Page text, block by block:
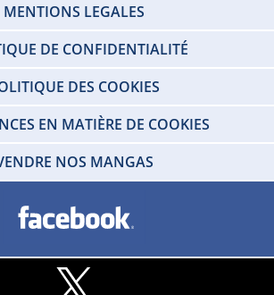
MENTIONS LEGALES
DE CONFIDENTIALITÉ
DES COOKIES
EN MATIÈRE DE COOKIES
NOS MANGAS